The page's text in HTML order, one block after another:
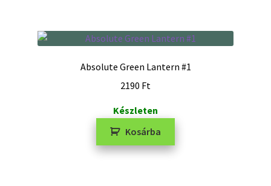
Absolute Green Lantern #1
2190 Ft
Készleten
Kosárba